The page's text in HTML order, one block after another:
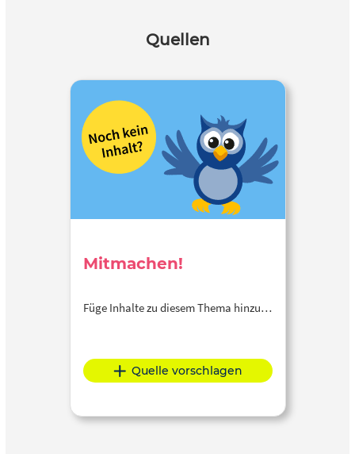
Quellen
Mitmachen!
Füge Inhalte zu diesem Thema hinzu…
Quelle vorschlagen